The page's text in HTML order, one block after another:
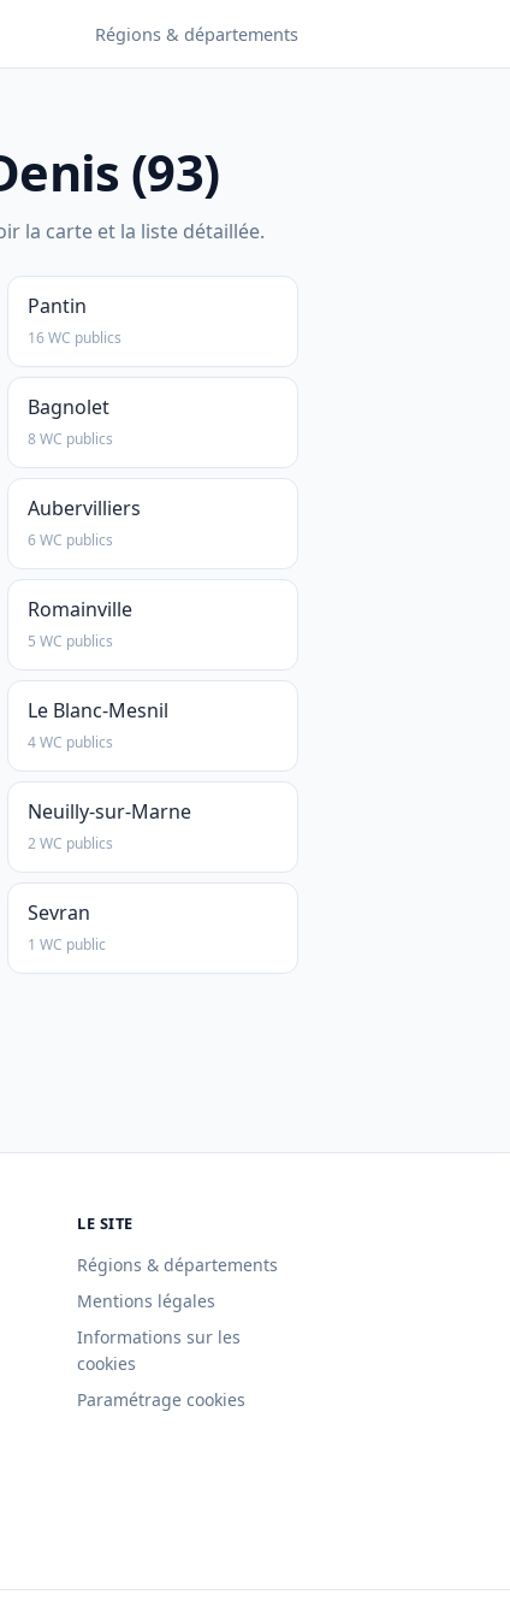
Régions & départements
(93)
la carte et la liste détaillée.
Pantin
16 WC publics
Bagnolet
8 WC publics
Aubervilliers
6 WC publics
Romainville
5 WC publics
Le Blanc-Mesnil
4 WC publics
Neuilly-sur-Marne
2 WC publics
Sevran
1 WC public
LE SITE
Régions & départements
Mentions légales
Informations sur les
cookies
Paramétrage cookies